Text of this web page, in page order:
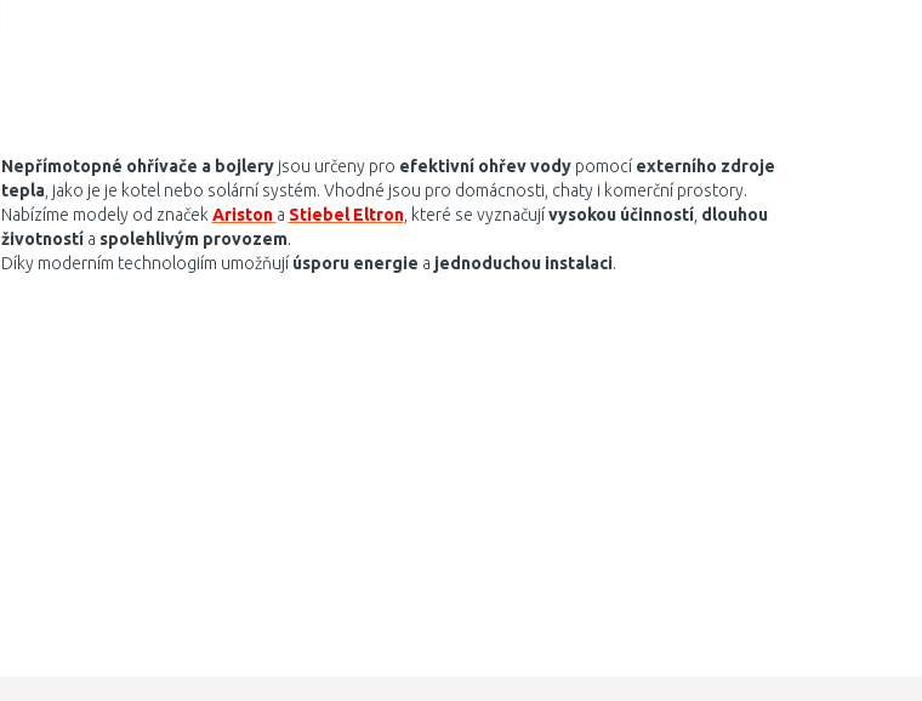
Nepřímotopné ohřívače a bojleryjsou určeny pro efektivní ohřev vodypomocí externího zdroje
tepla, jako je je kotel nebo solární systém. Vhodné jsou pro domácnosti, chaty i komerční prostory.
Nabízíme modely od značek Ariston a Stiebel Eltron, které se vyznačujívysokou účinností, dlouhou
životnostía spolehlivým provozem.
Díky moderním technologiím umožňují úsporu energie a jednoduchou instalaci.